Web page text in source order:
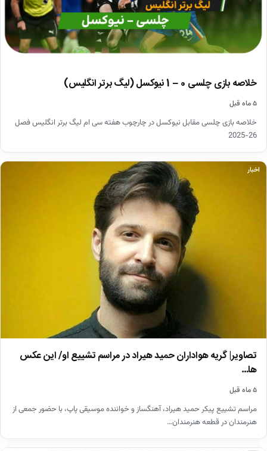
خلاصه بازی چلسی 0 – 1 نیوکسل (لیگ برتر انگلیس)
۵ ماه قبل
خلاصه بازی چلسی مقابل نیوکسل در چارچوب هفته سی ام لیگ برتر انگلیس فصل
26-2025
اخبار
تصاویر| گریه هواداران حمید هیراد در مراسم تشییع او/ این عکس
ها…
۵ ماه قبل
مراسم تشییع پیکر حمید هیراد، آهنگساز و خواننده موسیقی پاپ، با حضور جمعی از
هنرمندان در قطعه هنرمندان…